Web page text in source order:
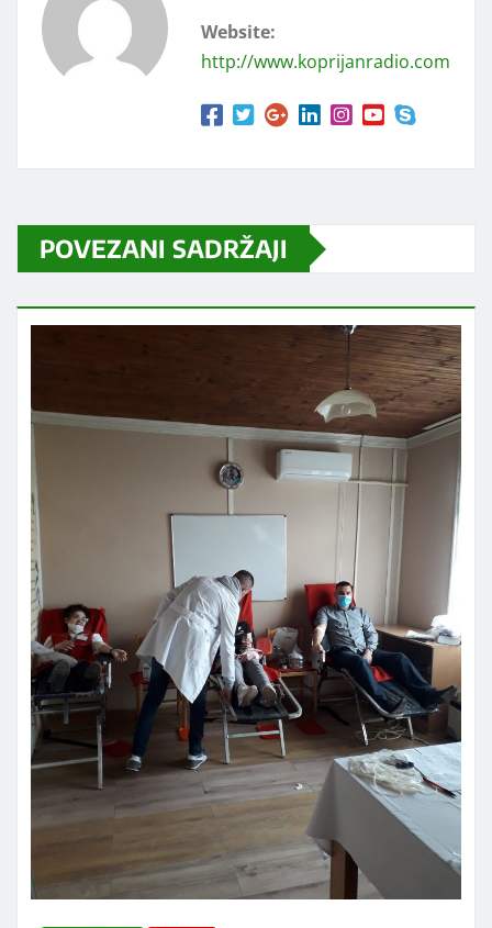
Website:
http://www.koprijanradio.com
POVEZANI SADRŽAJI